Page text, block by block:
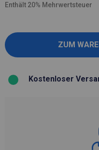
Enthält 20% Mehrwertsteuer
Kostenloser